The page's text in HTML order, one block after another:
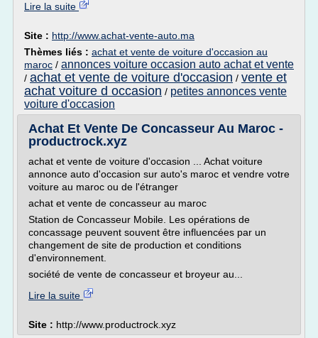
Lire la suite
Site : http://www.achat-vente-auto.ma
Thèmes liés : achat et vente de voiture d'occasion au
maroc / annonces voiture occasion auto achat et vente
/ achat et vente de voiture d'occasion / vente et
achat voiture d occasion / petites annonces vente
voiture d'occasion
Achat Et Vente De Concasseur Au Maroc -
productrock.xyz
achat et vente de voiture d'occasion ... Achat voiture
annonce auto d'occasion sur auto's maroc et vendre votre
voiture au maroc ou de l'étranger
achat et vente de concasseur au maroc
Station de Concasseur Mobile. Les opérations de
concassage peuvent souvent être influencées par un
changement de site de production et conditions
d'environnement.
société de vente de concasseur et broyeur au...
Lire la suite
Site : http://www.productrock.xyz